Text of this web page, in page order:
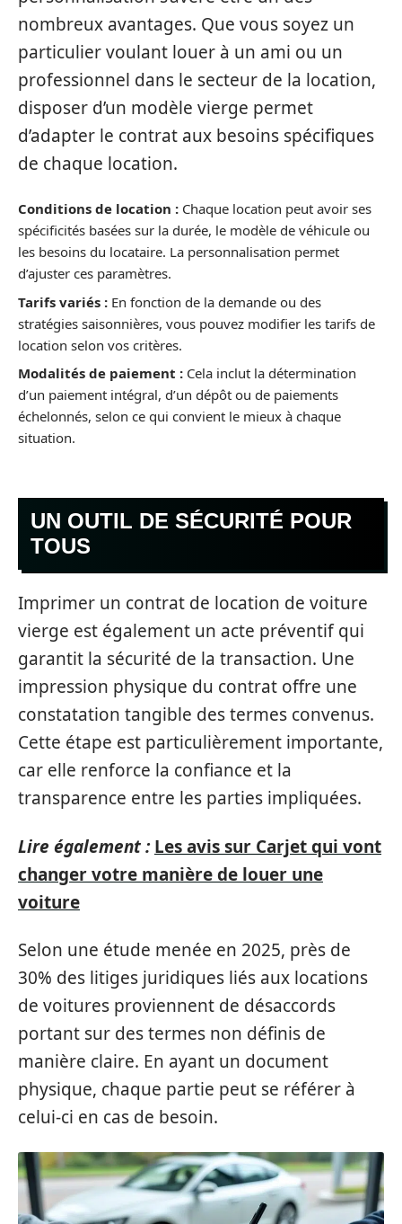
nombreux avantages. Que vous soyez un
particulier voulant louer à un ami ou un
professionnel dans le secteur de la location,
disposer d’un modèle vierge permet
d’adapter le contrat aux besoins spécifiques
de chaque location.
Conditions de location : Chaque location peut avoir ses
spécificités basées sur la durée, le modèle de véhicule ou
les besoins du locataire. La personnalisation permet
d’ajuster ces paramètres.
Tarifs variés : En fonction de la demande ou des
stratégies saisonnières, vous pouvez modifier les tarifs de
location selon vos critères.
Modalités de paiement : Cela inclut la détermination
d’un paiement intégral, d’un dépôt ou de paiements
échelonnés, selon ce qui convient le mieux à chaque
situation.
UN OUTIL DE SÉCURITÉ POUR
TOUS
Imprimer un contrat de location de voiture
vierge est également un acte préventif qui
garantit la sécurité de la transaction. Une
impression physique du contrat offre une
constatation tangible des termes convenus.
Cette étape est particulièrement importante,
car elle renforce la confiance et la
transparence entre les parties impliquées.
Lire également : Les avis sur Carjet qui vont
changer votre manière de louer une
voiture
Selon une étude menée en 2025, près de
30% des litiges juridiques liés aux locations
de voitures proviennent de désaccords
portant sur des termes non définis de
manière claire. En ayant un document
physique, chaque partie peut se référer à
celui-ci en cas de besoin.